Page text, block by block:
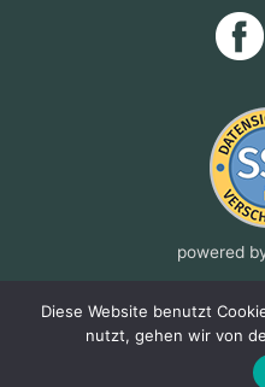
powered
Diese Website benutzt
nutzt, gehen wir von